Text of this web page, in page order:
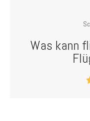
Was kann